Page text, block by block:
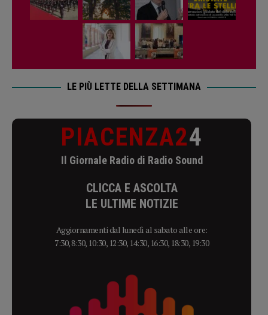
LE PIÙ LETTE DELLA SETTIMANA
PIACENZA24
Il Giornale Radio di Radio Sound
CLICCA E ASCOLTA
LE ULTIME NOTIZIE
Aggiornamenti dal lunedì al sabato alle ore:
7:30, 8:30, 10:30, 12:30, 14:30, 16:30, 18:30, 19:30